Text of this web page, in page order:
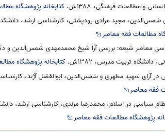
و مطالعات فرهنگی، ۱۳۸۸ش.
کتابخانه پژوهشگاه
مجید مرادی رودپشتی، کارشناسی ارشد،
مطالعات فقه معاصر
معاصر شیعه: بررسی آرا شیخ محمدمهدی شمس‌الدین و
تربیت مدرس، ۱۳۸۲ش.
کتابخانه پژوهشگاه
آرای شهید مطهری و شمس‌الدین، ابوالفضل آژند، کارشناسی
فقه معاصر
سیاسی در اسلام، محمدرضا مرندی، کارشناسی ارشد،
پژوهشگاه مطالعات فقه معاصر